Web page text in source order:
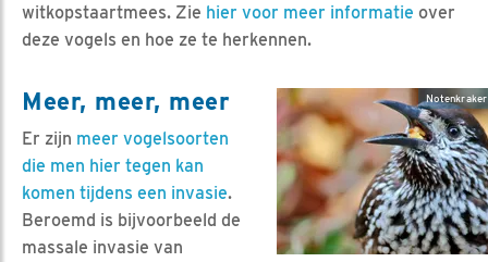
witkopstaartmees. Zie hier voor meer informatie over
deze vogels en hoe ze te herkennen.
Meer, meer, meer
Er zijn meer vogelsoorten
die men hier tegen kan
komen tijdens een invasie.
Beroemd is bijvoorbeeld de
massale invasie van